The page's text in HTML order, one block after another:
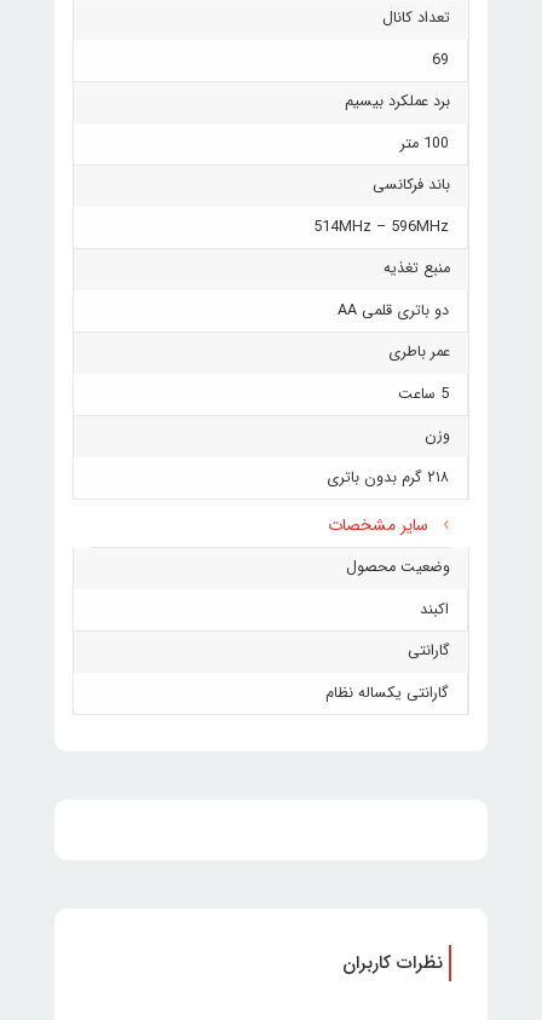
تعداد کانال
69
برد عملکرد بیسیم
100 متر
باند فرکانسی
514MHz – 596MHz
منبع تغذیه
دو باتری قلمی AA
عمر باطری
5 ساعت
وزن
۲۱۸ گرم بدون باتری
سایر مشخصات
وضعیت محصول
اکبند
گارانتی
گارانتی یکساله نظام
نظرات کاربران